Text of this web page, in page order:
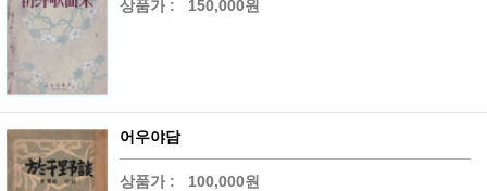
상품가 : 150,000원
어우야담
상품가 : 100,000원